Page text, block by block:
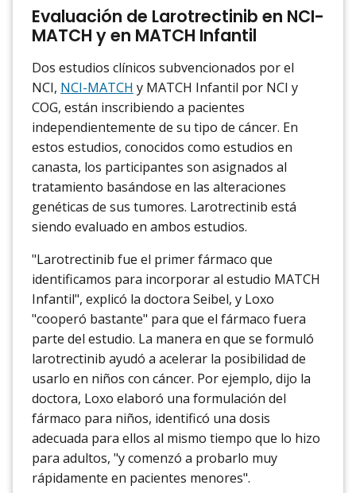
Evaluación de Larotrectinib en NCI-
MATCH y en MATCH Infantil
Dos estudios clínicos subvencionados por el
NCI, NCI-MATCH y MATCH Infantil por NCI y
COG, están inscribiendo a pacientes
independientemente de su tipo de cáncer. En
estos estudios, conocidos como estudios en
canasta, los participantes son asignados al
tratamiento basándose en las alteraciones
genéticas de sus tumores. Larotrectinib está
siendo evaluado en ambos estudios.
"Larotrectinib fue el primer fármaco que
identificamos para incorporar al estudio MATCH
Infantil", explicó la doctora Seibel, y Loxo
"cooperó bastante" para que el fármaco fuera
parte del estudio. La manera en que se formuló
larotrectinib ayudó a acelerar la posibilidad de
usarlo en niños con cáncer. Por ejemplo, dijo la
doctora, Loxo elaboró una formulación del
fármaco para niños, identificó una dosis
adecuada para ellos al mismo tiempo que lo hizo
para adultos, "y comenzó a probarlo muy
rápidamente en pacientes menores".